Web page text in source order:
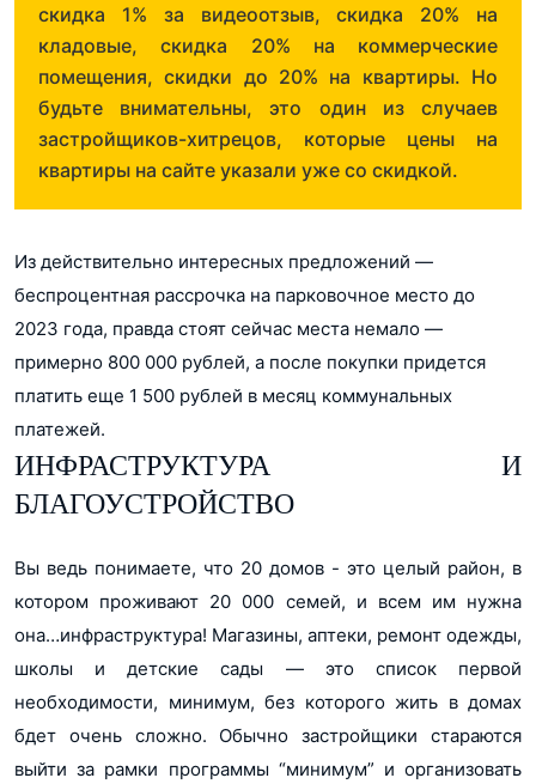
скидка 1% за видеоотзыв, скидка 20% на
кладовые, скидка 20% на коммерческие
помещения, скидки до 20% на квартиры. Но
будьте внимательны, это один из случаев
застройщиков-хитрецов, которые цены на
квартиры на сайте указали уже со скидкой.
Из действительно интересных предложений —
беспроцентная рассрочка на парковочное место до
2023 года, правда стоят сейчас места немало —
примерно 800 000 рублей, а после покупки придется
платить еще 1 500 рублей в месяц коммунальных
платежей.
ИНФРАСТРУКТУРА И
БЛАГОУСТРОЙСТВО
Вы ведь понимаете, что 20 домов - это целый район, в
котором проживают 20 000 семей, и всем им нужна
она…инфраструктура! Магазины, аптеки, ремонт одежды,
школы и детские сады — это список первой
необходимости, минимум, без которого жить в домах
бдет очень сложно. Обычно застройщики стараются
выйти за рамки программы “минимум” и организовать